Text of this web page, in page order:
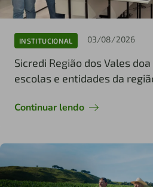
INSTITUCIONAL 03/08/2026
Sicredi Região dos Vales
escolas e entidades da
Continuar lendo